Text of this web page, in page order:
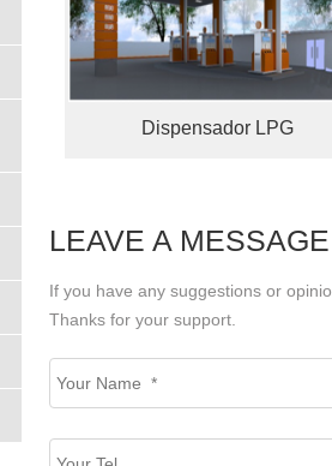
Dispensador LPG
LEAVE A MESSAGE
If you have any suggestions or
Thanks for your support.